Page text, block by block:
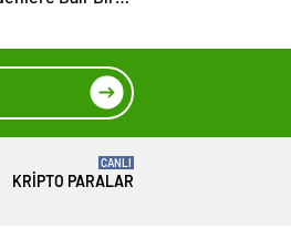
KRIPTO PARALAR
CANLI